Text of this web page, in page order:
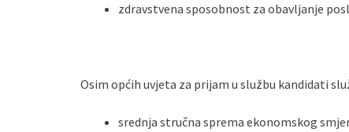
zdravstvena sposobnost za obavljanje
Osim općih uvjeta za prijam u službu kandidati
srednja stručna sprema ekonomskog